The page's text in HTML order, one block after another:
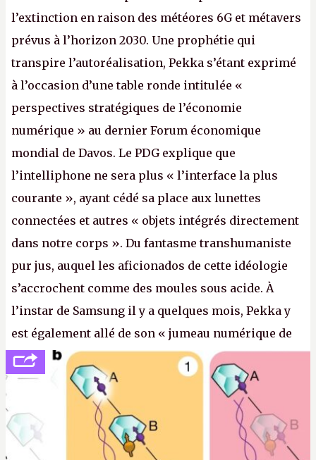
l’extinction en raison des météores 6G et métavers
prévus à l’horizon 2030. Une prophétie qui
transpire l’autoréalisation, Pekka s’étant exprimé
à l’occasion d’une table ronde intitulée «
perspectives stratégiques de l’économie
numérique » au dernier Forum économique
mondial de Davos. Le PDG explique que
l’intelliphone ne sera plus « l’interface la plus
courante », ayant cédé sa place aux lunettes
connectées et autres « objets intégrés directement
dans notre corps ». Du fantasme transhumaniste
pur jus, auquel les aficionados de cette idéologie
s’accrochent comme des moules sous acide. À
l’instar de Samsung il y a quelques mois, Pekka y
est également allé de son « jumeau numérique de
tout » et de l’importance des metasangsues, qu’il
considère comme «
la prochaine grande plateforme
informatique après le World Wide Web et le mobile
(Crédit photo : Pexels / Pixabay)